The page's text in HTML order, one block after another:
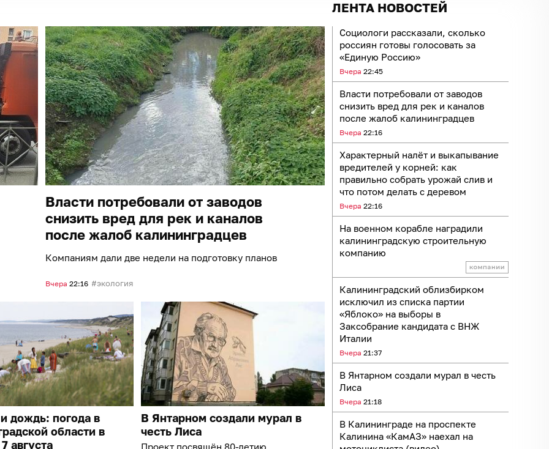
ЛЕНТА НОВОСТЕЙ
Социологи рассказали, сколько
россиян готовы голосовать за
«Единую Россию»
Вчера 22:45
Власти потребовали от заводов
снизить вред для рек и каналов
после жалоб калининградцев
Вчера 22:16
Характерный налёт и выкапывание
вредителей у корней: как
правильно собрать урожай слив и
что потом делать с деревом
Вчера 22:16
На военном корабле наградили
калининградскую строительную
компанию
Калининградский облизбирком
исключил из списка партии
«Яблоко» на выборы в
Заксобрание кандидата с ВНЖ
Италии
Вчера 21:37
В Янтарном создали мурал в честь
Лиса
Вчера 21:18
В Калининграде на проспекте
Калинина «КамАЗ» наехал на
Власти потребовали от заводов
снизить вред для рек и каналов
после жалоб калининградцев
Компаниям дали две недели на подготовку планов
Вчера 22:16 экология
дождь: погода в
области в
августа
В Янтарном создали мурал в
честь Лиса
Проект посвящён 80-летию